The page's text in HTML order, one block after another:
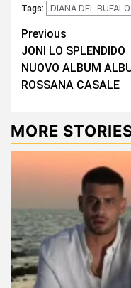
Tags: DIANA DEL BUFALO
Continue
Reading
Previous
JONI LO SPLENDIDO
NUOVO ALBUM
ROSSANA CASALE
MORE